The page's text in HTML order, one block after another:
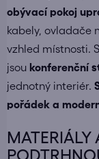
obývací pokoj
kabely, ovladače
vzhled místnosti.
jsou konferenční
jednotný interiér.
pořádek a
MATERIÁLY